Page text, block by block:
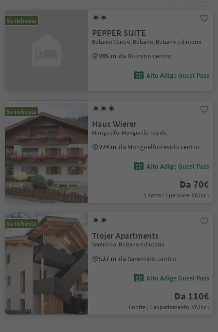
Su richiesta
PEPPER SUITE
Bolzano Centro, Bolzano, Bolzano e dintorni
205 m da Bolzano centro
Alto Adige Guest Pass
Su richiesta
Haus Wierer
Monguelfo, Monguelfo-Tesido,
274 m da Monguelfo-Tesido centro
Alto Adige Guest Pass
Da 70€
1 notte / 2 persone IVA incl.
Su richiesta
Trojer Apartments
Sarentino, Bolzano e dintorni
527 m da Sarentino centro
Alto Adige Guest Pass
Da 110€
1 notte / 1 appartamento IVA incl.